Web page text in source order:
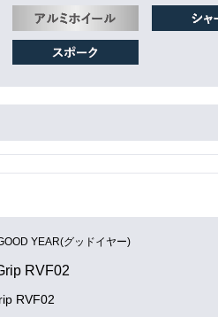
YEAR(グッドイヤー)
RVF02
RVF02